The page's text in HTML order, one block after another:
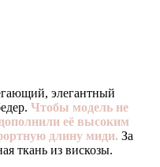
элегантный
Чтобы модель не
её высоким
длину миди. За
ткань из вискозы.